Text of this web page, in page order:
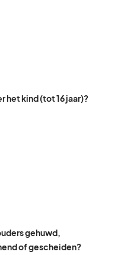
het kind (tot 16 jaar)?
gehuwd,
of gescheiden?